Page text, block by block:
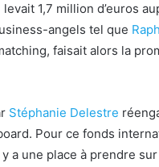
1,7 million d’euros
angels tel que
faisait alors la
Stéphanie Delestre
Pour ce fonds
a une place à prendre